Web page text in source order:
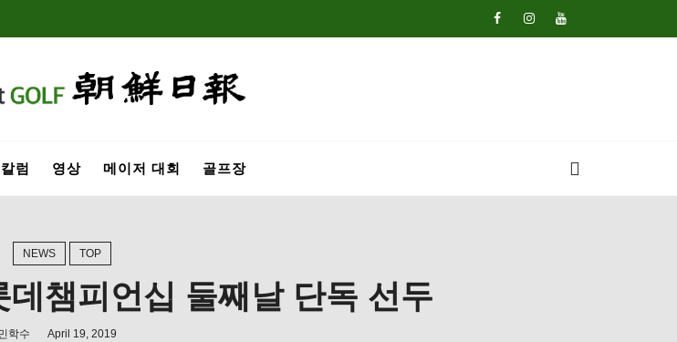
칼럼 영상 메이저 대회 골프장
NEWS TOP
데챔피언십 둘째날 단독 선두
학수 April 19, 2019